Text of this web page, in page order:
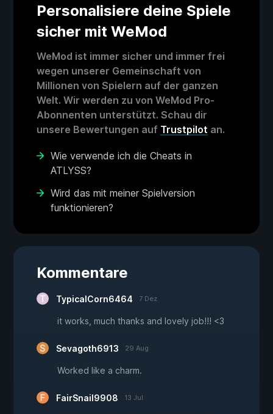
Personalisiere deine Spiele
sicher mit WeMod
WeMod ist immer sicher und immer frei
wegen unserer Gemeinschaft von
Millionen von Spielern auf der ganzen
Welt. Wir werden zu von WeMod Pro-
Abonnenten unterstützt. Schau dir
unsere Bewertungen auf Trustpilot an.
Wie verwende ich die Cheats in
ATLYSS?
Wird das mit meiner Spielversion
funktionieren?
Kommentare
TypicalCorn6464 7 Dez
it works, much thanks and lovely job!!! <3
Sevagoth6913 29 Aug
Worked like a charm.
FairSnail9908 13 Jul